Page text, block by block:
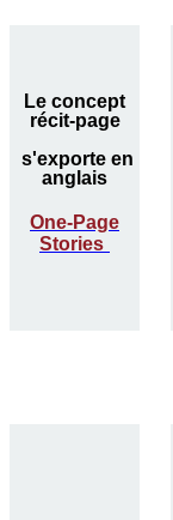
Le concept
récit-page
s'exporte en
anglais
One-Page
Stories